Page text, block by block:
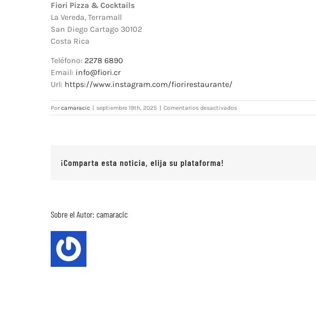
Fiori Pizza & Cocktails
La Vereda, Terramall
San Diego Cartago 30102
Costa Rica
Teléfono: 2278 6890
Email: info@fiori.cr
Url: https://www.instagram.com/fiorirestaurante/
Porcamaracic septiembre 19th, 2025 Comentarios desactivadosen
Fiori
¡Comparta esta noticia, elija su plataforma!
Sobre el Autor: camaracic